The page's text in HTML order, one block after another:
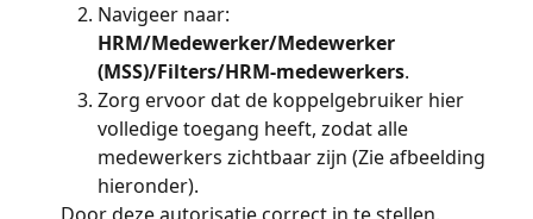
Navigeer naar:
HRM/Medewerker/Medewerker
(MSS)/Filters/HRM-medewerkers.
Zorg ervoor dat de koppelgebruiker hier
volledige toegang heeft, zodat alle
medewerkers zichtbaar zijn (Zie afbeelding
hieronder).